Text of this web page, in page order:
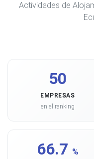
Actividades de
50
EMPRESAS
en el ranking
66.7 %